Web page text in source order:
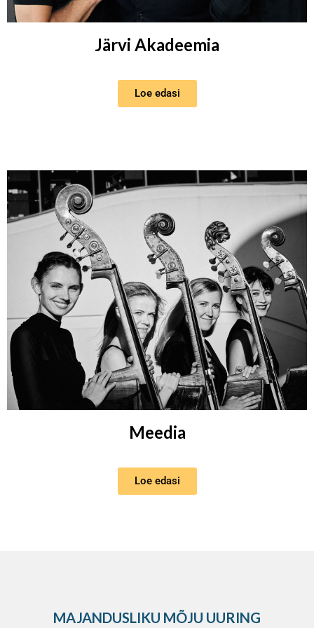
Järvi Akadeemia
Loe edasi
Meedia
Loe edasi
MAJANDUSLIKU MÕJU UURING